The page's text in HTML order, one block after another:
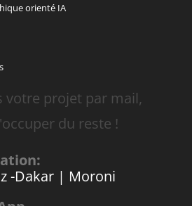
orienté IA
votre projet par mail,
du reste !
-Dakar | Moroni